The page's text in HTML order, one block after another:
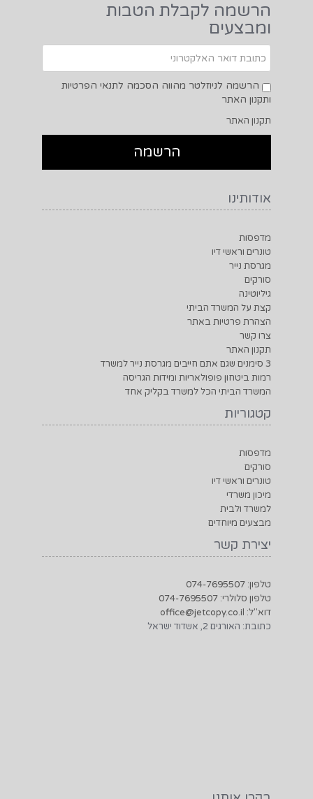
הרשמה לקבלת הטבות
ומבצעים
הרשמה לניוזלטר מהווה הסכמה לתנאי הפרטיות
ותקנון האתר
תקנון האתר
אודותינו
מדפסות
טונרים וראשי דיו
מגרסת נייר
סורקים
גיליוטינה
קצת על המשרד הביתי
הצהרת פרטיות באתר
צרו קשר
תקנון האתר
3 סימנים שגם אתם חייבים מגרסת נייר למשרד
רמות ביטחון פופולאריות ומידות הגריסה
המשרד הביתי הכל למשרד בקליק אחד
קטגוריות
מדפסות
סורקים
טונרים וראשי דיו
מיכון משרדי
למשרד ולבית
מבצעים מיוחדים
יצירת קשר
טלפון: 074-7695507
טלפון סלולרי: 074-7695507
דוא"ל: office@jetcopy.co.il
כתובת: האורגים 2, אשדוד ישראל